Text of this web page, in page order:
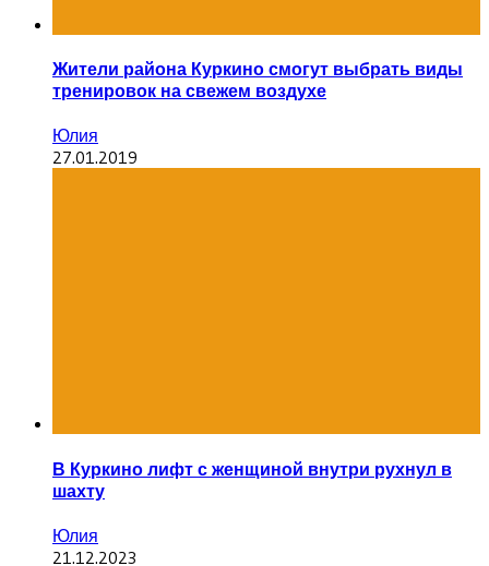
Жители района Куркино смогут выбрать виды
тренировок на свежем воздухе
Юлия
27.01.2019
В Куркино лифт с женщиной внутри рухнул в
шахту
Юлия
21.12.2023